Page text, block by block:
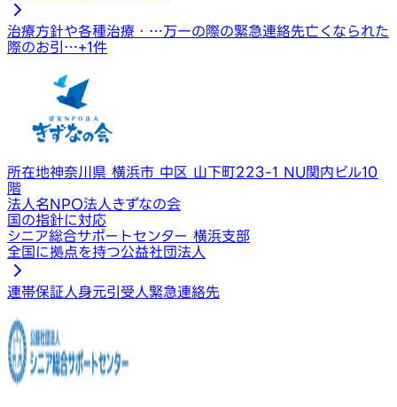
治療方針や各種治療・…万一の際の緊急連絡先亡くなられた
際のお引…+1件
所在地神奈川県 横浜市 中区 山下町223-1 NU関内ビル10
階
法人名NPO法人きずなの会
国の指針に対応
シニア総合サポートセンター 横浜支部
全国に拠点を持つ公益社団法人
連帯保証人身元引受人緊急連絡先